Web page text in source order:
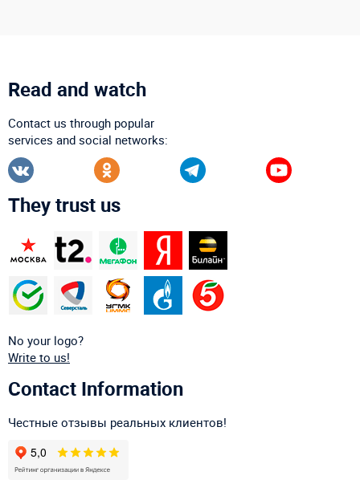
Read and watch
Contact us through popular
services and social networks:
They trust us
No your logo?
Write to us!
Contact Information
Честные отзывы реальных клиентов!